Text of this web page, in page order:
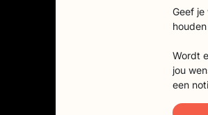
Geef
Wordt
jou
een